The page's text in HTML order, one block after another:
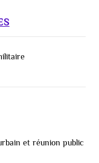
et réunion public